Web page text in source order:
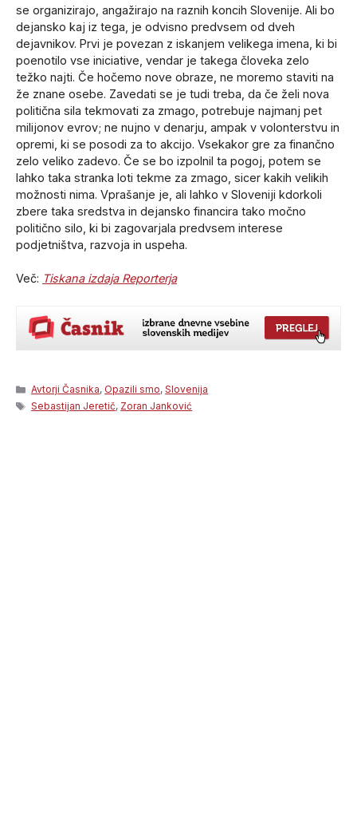
se organizirajo, angažirajo na raznih koncih Slovenije. Ali bo
dejansko kaj iz tega, je odvisno predvsem od dveh
dejavnikov. Prvi je povezan z iskanjem velikega imena, ki bi
poenotilo vse iniciative, vendar je takega človeka zelo
težko najti. Če hočemo nove obraze, ne moremo staviti na
že znane osebe. Zavedati se je tudi treba, da če želi nova
politična sila tekmovati za zmago, potrebuje najmanj pet
milijonov evrov; ne nujno v denarju, ampak v volonterstvu in
opremi, ki se posodi za to akcijo. Vsekakor gre za finančno
zelo veliko zadevo. Če se bo izpolnil ta pogoj, potem se
lahko taka stranka loti tekme za zmago, sicer kakih velikih
možnosti nima. Vprašanje je, ali lahko v Sloveniji kdorkoli
zbere taka sredstva in dejansko financira tako močno
politično silo, ki bi zagovarjala predvsem interese
podjetništva, razvoja in uspeha.
Več: Tiskana izdaja Reporterja
Categories
Avtorji Časnika, Opazili smo,Slovenija
Tags
Sebastijan Jeretič, Zoran Janković